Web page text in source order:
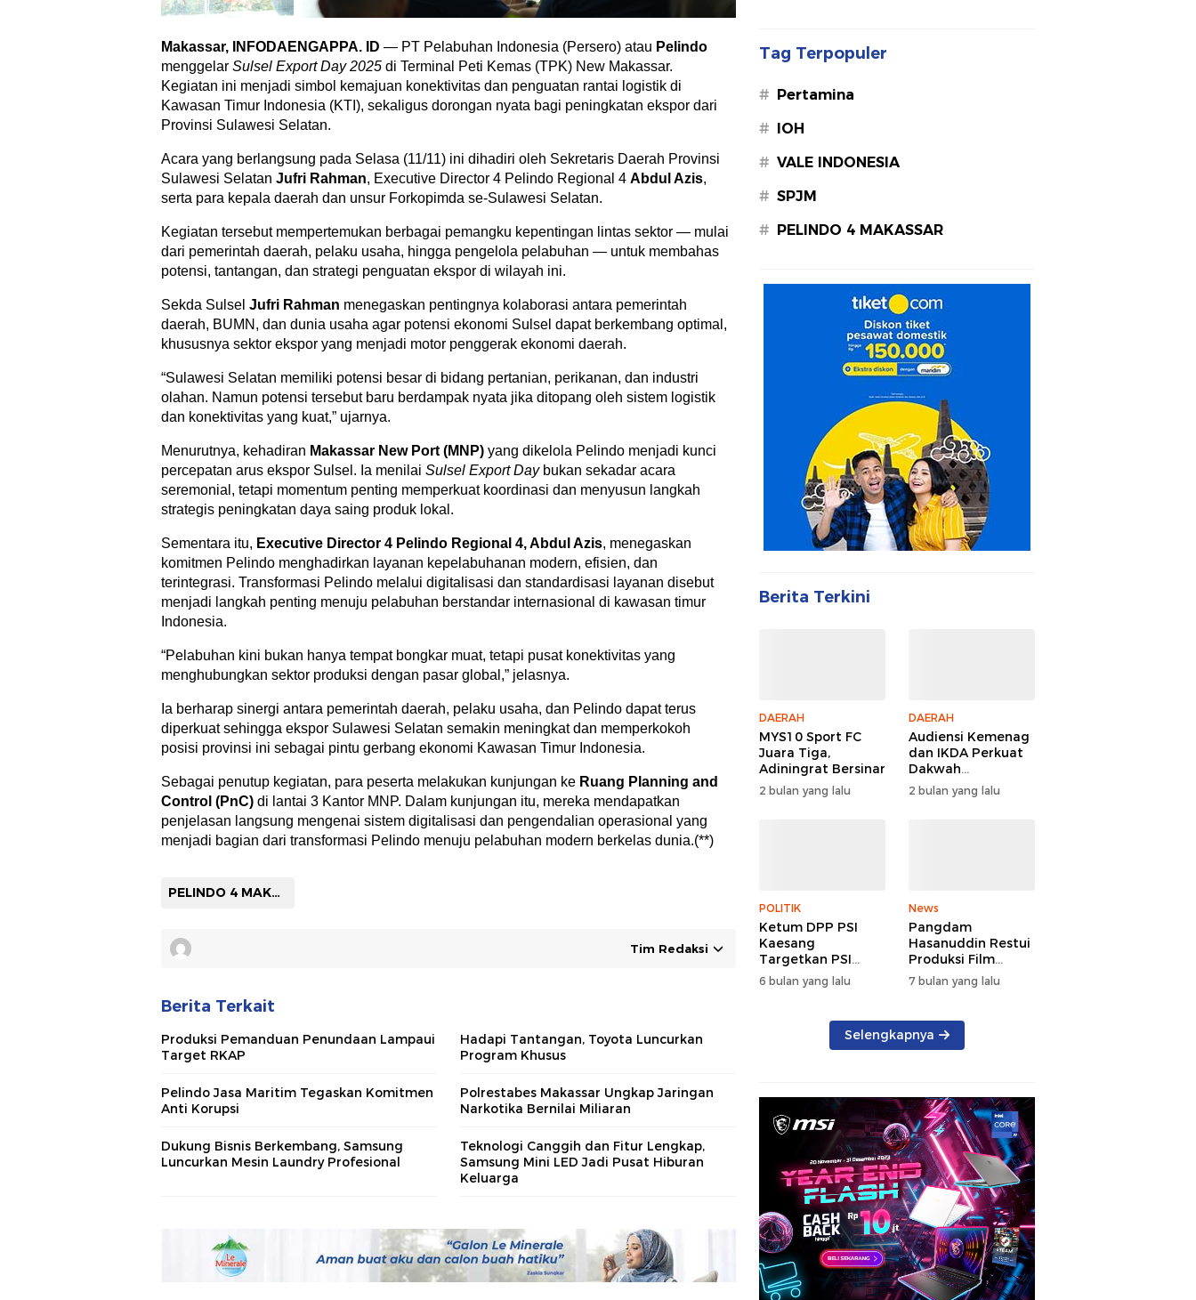
Makassar, INFODAENGAPPA. ID — PT Pelabuhan Indonesia (Persero) atau Pelindo
menggelar Sulsel Export Day 2025 di Terminal Peti Kemas (TPK) New Makassar.
Kegiatan ini menjadi simbol kemajuan konektivitas dan penguatan rantai logistik di
Kawasan Timur Indonesia (KTI), sekaligus dorongan nyata bagi peningkatan ekspor dari
Provinsi Sulawesi Selatan.
Acara yang berlangsung pada Selasa (11/11) ini dihadiri oleh Sekretaris Daerah Provinsi
Sulawesi Selatan Jufri Rahman, Executive Director 4 Pelindo Regional 4 Abdul Azis,
serta para kepala daerah dan unsur Forkopimda se-Sulawesi Selatan.
Kegiatan tersebut mempertemukan berbagai pemangku kepentingan lintas sektor — mulai
dari pemerintah daerah, pelaku usaha, hingga pengelola pelabuhan — untuk membahas
potensi, tantangan, dan strategi penguatan ekspor di wilayah ini.
Sekda Sulsel Jufri Rahman menegaskan pentingnya kolaborasi antara pemerintah
daerah, BUMN, dan dunia usaha agar potensi ekonomi Sulsel dapat berkembang optimal,
khususnya sektor ekspor yang menjadi motor penggerak ekonomi daerah.
“Sulawesi Selatan memiliki potensi besar di bidang pertanian, perikanan, dan industri
olahan. Namun potensi tersebut baru berdampak nyata jika ditopang oleh sistem logistik
dan konektivitas yang kuat,” ujarnya.
Menurutnya, kehadiran Makassar New Port (MNP) yang dikelola Pelindo menjadi kunci
percepatan arus ekspor Sulsel. Ia menilai Sulsel Export Daybukan sekadar acara
seremonial, tetapi momentum penting memperkuat koordinasi dan menyusun langkah
strategis peningkatan daya saing produk lokal.
Sementara itu, Executive Director 4 Pelindo Regional 4, Abdul Azis, menegaskan
komitmen Pelindo menghadirkan layanan kepelabuhanan modern, efisien, dan
terintegrasi. Transformasi Pelindo melalui digitalisasi dan standardisasi layanan disebut
menjadi langkah penting menuju pelabuhan berstandar internasional di kawasan timur
Indonesia.
“Pelabuhan kini bukan hanya tempat bongkar muat, tetapi pusat konektivitas yang
menghubungkan sektor produksi dengan pasar global,” jelasnya.
Ia berharap sinergi antara pemerintah daerah, pelaku usaha, dan Pelindo dapat terus
diperkuat sehingga ekspor Sulawesi Selatan semakin meningkat dan memperkokoh
posisi provinsi ini sebagai pintu gerbang ekonomi Kawasan Timur Indonesia.
Sebagai penutup kegiatan, para peserta melakukan kunjungan ke Ruang Planning and
Control (PnC) di lantai 3 Kantor MNP. Dalam kunjungan itu, mereka mendapatkan
penjelasan langsung mengenai sistem digitalisasi dan pengendalian operasional yang
menjadi bagian dari transformasi Pelindo menuju pelabuhan modern berkelas dunia.(**)
PELINDO 4 MAKASSAR
Tim Redaksi
Berita Terkait
Produksi Pemanduan Penundaan Lampaui
Target RKAP
Hadapi Tantangan, Toyota Luncurkan
Program Khusus
Pelindo Jasa Maritim Tegaskan Komitmen
Anti Korupsi
Polrestabes Makassar Ungkap Jaringan
Narkotika Bernilai Miliaran
Dukung Bisnis Berkembang, Samsung
Luncurkan Mesin Laundry Profesional
Teknologi Canggih dan Fitur Lengkap,
Samsung Mini LED Jadi Pusat Hiburan
Keluarga
Tag Terpopuler
# Pertamina
# IOH
# VALE INDONESIA
# SPJM
# PELINDO 4 MAKASSAR
Berita Terkini
DAERAH
MYS10 Sport FC
Juara Tiga,
Adiningrat Bersinar
2 bulan yang lalu
DAERAH
Audiensi Kemenag
dan IKDA Perkuat
Dakwah
Lingkungan
2 bulan yang lalu
POLITIK
Ketum DPP PSI
Kaesang
Targetkan PSI
Menang di Sulsel
Pemilu 2029
6 bulan yang lalu
News
Pangdam
Hasanuddin Restui
Produksi Film
TUNGKE Tahun
7 bulan yang lalu
Selengkapnya